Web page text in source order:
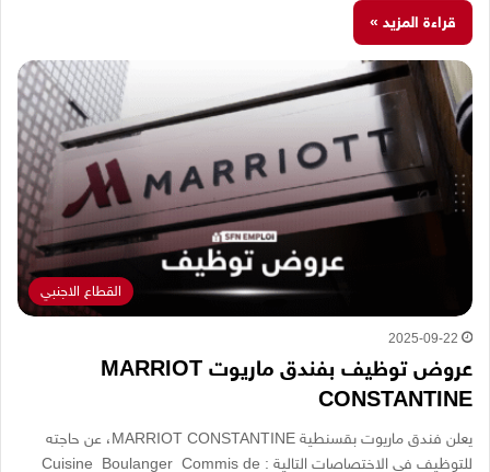
قراءة المزيد »
القطاع الاجنبي
2025-09-22
عروض توظيف بفندق ماريوت MARRIOT
CONSTANTINE
يعلن فندق ماريوت بقسنطية MARRIOT CONSTANTINE، عن حاجته
للتوظيف في الاختصاصات التالية : Cuisine Boulanger Commis de